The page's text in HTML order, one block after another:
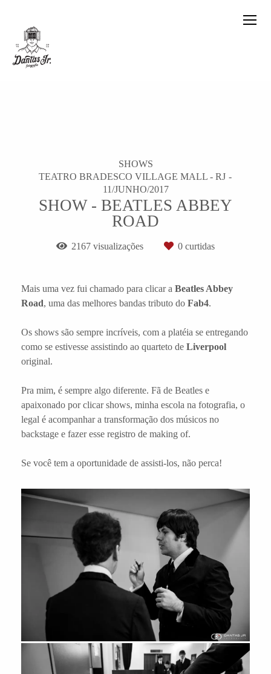
SHOWS
TEATRO BRADESCO VILLAGE MALL - RJ
11/JUNHO/2017
SHOW - BEATLES ABBEY
ROAD
2167 visualizações 0 curtidas
Mais uma vez fui chamado para clicar a Beatles Abbey
Road, uma das melhores bandas tributo do Fab4.
Os shows são sempre incríveis, com a platéia se entregando
como se estivesse assistindo ao quarteto de Liverpool
original.
Pra mim, é sempre algo diferente. Fã de Beatles e
apaixonado por clicar shows, minha escola na fotografia, o
legal é acompanhar a transformação dos músicos no
backstage e fazer esse registro de making of.
Se você tem a oportunidade de assisti-los, não perca!